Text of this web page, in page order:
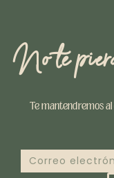
No te
Te mantendremos